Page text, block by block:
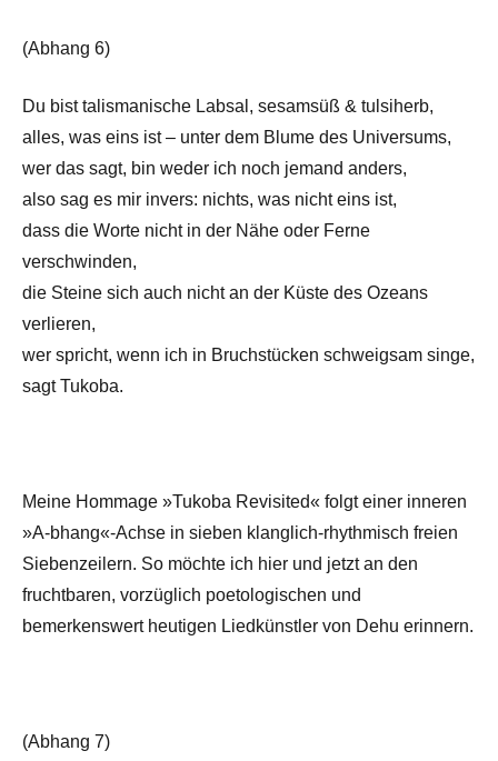
(Abhang 6)
Du bist talismanische Labsal, sesamsüß & tulsiherb,
alles, was eins ist – unter dem Blume des Universums,
wer das sagt, bin weder ich noch jemand anders,
also sag es mir invers: nichts, was nicht eins ist,
dass die Worte nicht in der Nähe oder Ferne
verschwinden,
die Steine sich auch nicht an der Küste des Ozeans
verlieren,
wer spricht, wenn ich in Bruchstücken schweigsam singe,
sagt Tukoba.
Meine Hommage »Tukoba Revisited« folgt einer inneren
»A-bhang«-Achse in sieben klanglich-rhythmisch freien
Siebenzeilern. So möchte ich hier und jetzt an den
fruchtbaren, vorzüglich poetologischen und
bemerkenswert heutigen Liedkünstler von Dehu erinnern.
(Abhang 7)